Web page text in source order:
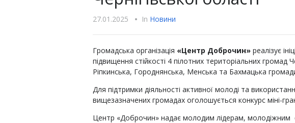
27.01.2025 • In Новини
Громадська організація «Центр Доброчин» реалізує
підвищення стійкості 4 пілотних територіальних громад
Ріпкинська, Городнянська, Менська та Бахмацька
Для підтримки діяльності активної молоді та
вищезазначених громадах оголошується конкурс міні-
Центр «Доброчин» надає молодим лідерам, молодіжним